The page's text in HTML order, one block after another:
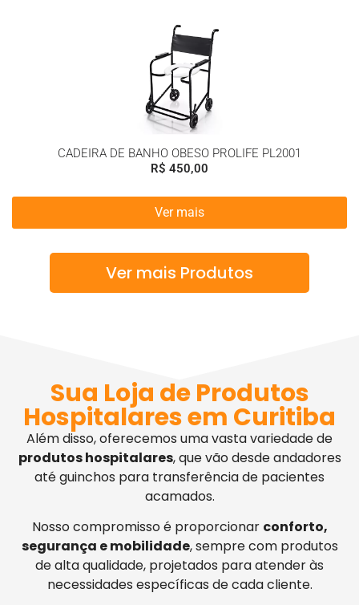
CADEIRA DE BANHO OBESO PROLIFE PL2001
R$ 450,00
Ver mais
Ver mais Produtos
Sua Loja de Produtos
Hospitalares em Curitiba
Além disso, oferecemos uma vasta variedade de
produtos hospitalares, que vão desde andadores
até guinchos para transferência de pacientes
acamados.
Nosso compromisso é proporcionar conforto,
segurança e mobilidade, sempre com produtos
de alta qualidade, projetados para atender às
necessidades específicas de cada cliente.